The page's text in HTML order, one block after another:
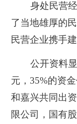
身处民营
了当地雄厚的
民营企业携手建
公开资料
元，35%的资
和嘉兴共同出
限公司，国有